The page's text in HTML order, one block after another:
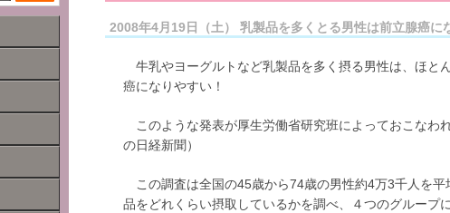
2008年4月19日（土） 乳製品を多くとる男性は前立腺癌に
牛乳やヨーグルトなど乳製品を多く摂る男性は、ほと
癌になりやすい！
このような発表が厚生労働省研究班によっておこなわ
の日経新聞）
この調査は全国の45歳から74歳の男性約4万3千人を平
品をどれくらい摂取しているかを調べ、４つのグループ